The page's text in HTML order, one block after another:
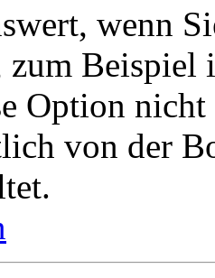
wenn
zum Beispiel
Option
von der